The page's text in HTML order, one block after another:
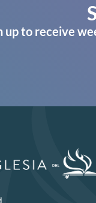
up to receive